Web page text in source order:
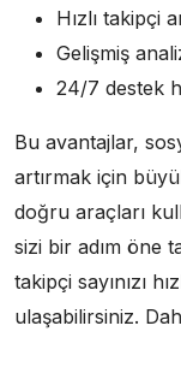
Hızlı takipçi
Gelişmiş
24/7 destek
Bu avantajlar,
artırmak için
doğru araçları
sizi bir adım öne
takipçi sayınızı
ulaşabilirsiniz.